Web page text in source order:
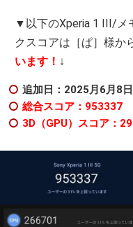
▼以下のXperia 1 III/メ
クスコアは［ぱ］様か
います！ ↓
追加日：2025月6月8日
総合スコア：953337
3D（GPU）スコア：